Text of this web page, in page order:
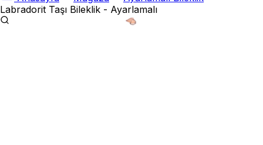
Labradorit Taşı Bileklik - Ayarlamalı